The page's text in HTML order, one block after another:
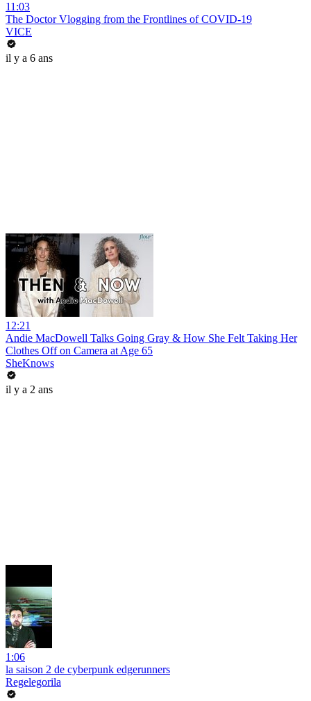
11:03
The Doctor Vlogging from the Frontlines of COVID-19
VICE
il y a 6 ans
12:21
Andie MacDowell Talks Going Gray & How She Felt Taking Her
Clothes Off on Camera at Age 65
SheKnows
il y a 2 ans
1:06
la saison 2 de cyberpunk edgerunners
Regelegorila